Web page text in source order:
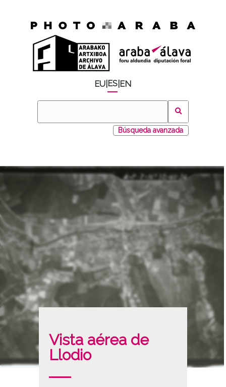
EU ES EN
Búsqueda avanzada
Vista aérea de
Llodio